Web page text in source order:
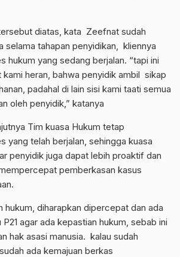
diatas, kata Zeefnat sudah
selama tahapan penyidikan, kliennya
hukum yang sedang berjalan. “tapi ini
kami heran, bahwa penyidik ambil sikap
padahal di lain sisi kami taati semua
oleh penyidik,” katanya
Tim kuasa Hukum tetap
yang telah berjalan, sehingga kuasa
penyidik juga dapat lebih proaktif dan
pemberkasan kasus
hukum, diharapkan dipercepat dan ada
agar ada kepastian hukum, sebab ini
hak asasi manusia. kalau sudah
ada kemajuan berkas